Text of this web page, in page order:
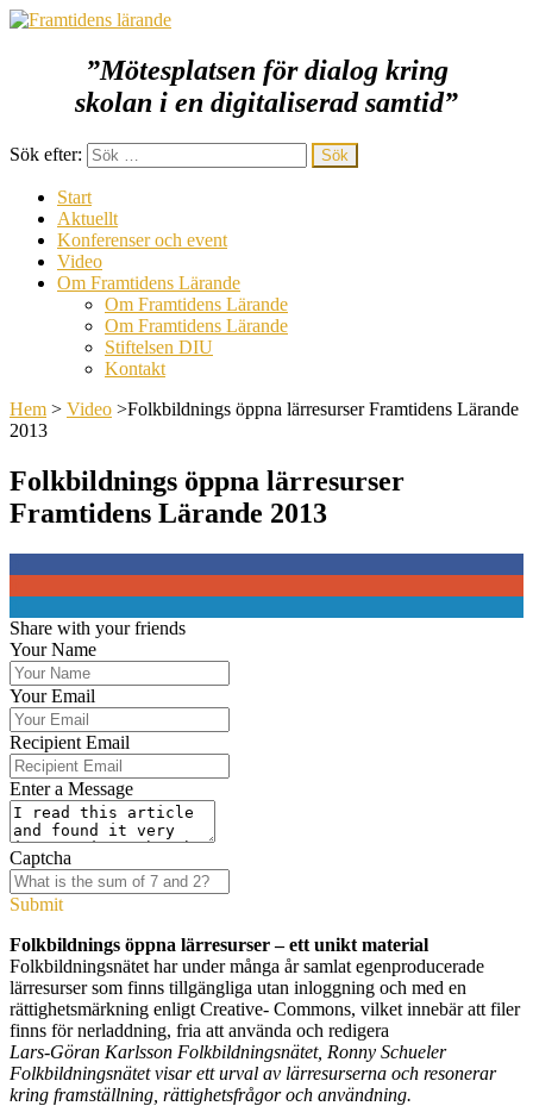
Framtidens lärande
”Mötesplatsen för dialog kring
skolan i en digitaliserad samtid”
Sök efter:
Start
Aktuellt
Konferenser och event
Video
Om Framtidens Lärande
Om Framtidens Lärande
Om Framtidens Lärande
Stiftelsen DIU
Kontakt
Hem > Video >Folkbildnings öppna lärresurser Framtidens Lärande
2013
Folkbildnings öppna lärresurser
Framtidens Lärande 2013
Share with your friends
Your Name
Your Email
Recipient Email
Enter a Message
Captcha
Submit
Folkbildnings öppna lärresurser – ett unikt material
Folkbildningsnätet har under många år samlat egenproducerade
lärresurser som finns tillgängliga utan inloggning och med en
rättighetsmärkning enligt Creative- Commons, vilket innebär att filer
finns för nerladdning, fria att använda och redigera
Lars-Göran Karlsson Folkbildningsnätet, Ronny Schueler
Folkbildningsnätet visar ett urval av lärresurserna och resonerar
kring framställning, rättighetsfrågor och användning.